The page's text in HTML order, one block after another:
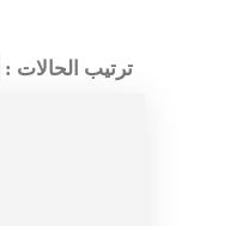
ترتيب الحالات :